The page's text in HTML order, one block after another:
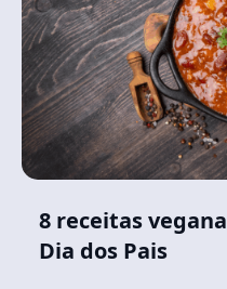
8 receitas
Dia dos Pais